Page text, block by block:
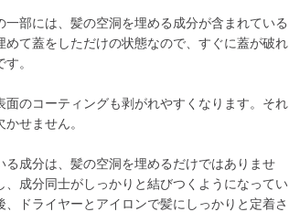
部には、髪の空洞を埋める成分が含まれている
て蓋をしただけの状態なので、すぐに蓋が破れ
。
のコーティングも剥がれやすくなります。それ
せません。
成分は、髪の空洞を埋めるだけではありませ
成分同士がしっかりと結びつくようになってい
ドライヤーとアイロンで髪にしっかりと定着さ